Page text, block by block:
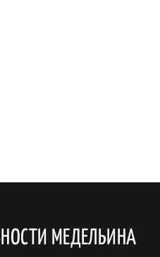
МЕДЕЛЬИНА